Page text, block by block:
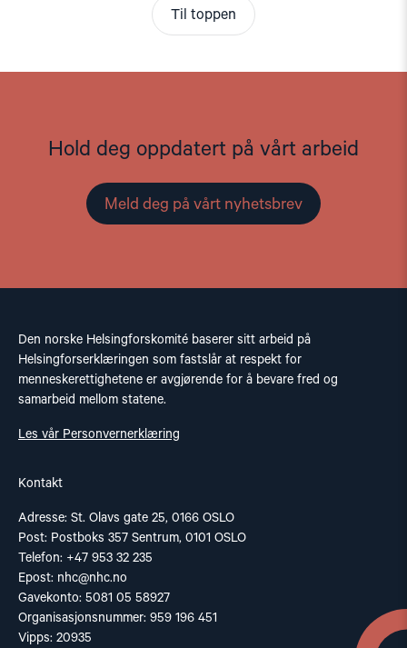
Til toppen
Hold deg oppdatert på vårt arbeid
Meld deg på vårt nyhetsbrev
Den norske Helsingforskomité baserer sitt arbeid på
Helsingforserklæringen som fastslår at respekt for
menneskerettighetene er avgjørende for å bevare fred og
samarbeid mellom statene.
Les vår Personvernerklæring
Kontakt
Adresse: St. Olavs gate 25, 0166 OSLO
Post: Postboks 357 Sentrum, 0101 OSLO
Telefon: +47 953 32 235
Epost: nhc@nhc.no
Gavekonto: 5081 05 58927
Organisasjonsnummer: 959 196 451
Vipps: 20935